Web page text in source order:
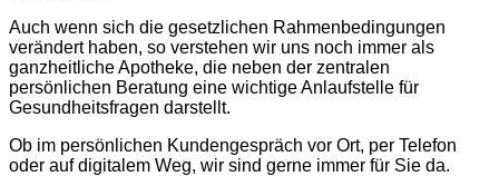
Auch wenn sich die gesetzlichen Rahmenbedingungen
verändert haben, so verstehen wir uns noch immer als
ganzheitliche Apotheke, die neben der zentralen
persönlichen Beratung eine wichtige Anlaufstelle für
Gesundheitsfragen darstellt.
Ob im persönlichen Kundengespräch vor Ort, per Telefon
oder auf digitalem Weg, wir sind gerne immer für Sie da.